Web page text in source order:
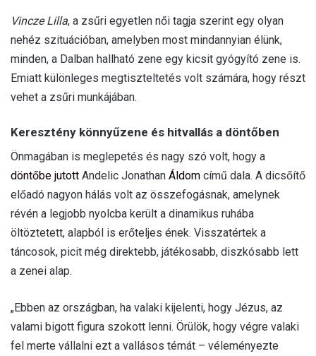
Vincze Lilla, a zsűri egyetlen női tagja szerint egy olyan
nehéz szituációban, amelyben most mindannyian élünk,
minden, a Dalban hallható zene egy kicsit gyógyító zene is.
Emiatt különleges megtiszteltetés volt számára, hogy részt
vehet a zsűri munkájában.
Keresztény könnyűzene és hitvallás a döntőben
Önmagában is meglepetés és nagy szó volt, hogy a
döntőbe jutott Andelic Jonathan Áldom című dala. A dicsőítő
előadó nagyon hálás volt az összefogásnak, amelynek
révén a legjobb nyolcba került a dinamikus ruhába
öltöztetett, alapból is erőteljes ének. Visszatértek a
táncosok, picit még direktebb, játékosabb, diszkósabb lett
a zenei alap.
„Ebben az országban, ha valaki kijelenti, hogy Jézus, az
valami bigott figura szokott lenni. Örülök, hogy végre valaki
fel merte vállalni ezt a vallásos témát – véleményezte